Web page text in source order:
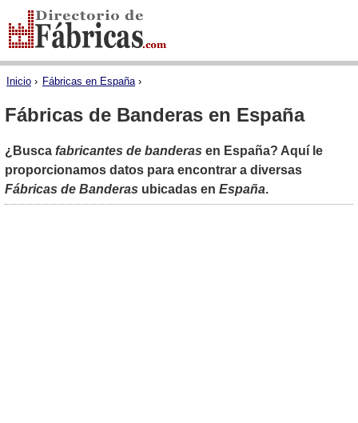
Inicio › Fábricas en España›
Fábricas de Banderas en España
¿Busca fabricantes de banderas en España? Aquí le
proporcionamos datos para encontrar a diversas
Fábricas de Banderas ubicadas en España.